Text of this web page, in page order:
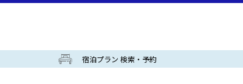
宿泊プラン 検索・予約